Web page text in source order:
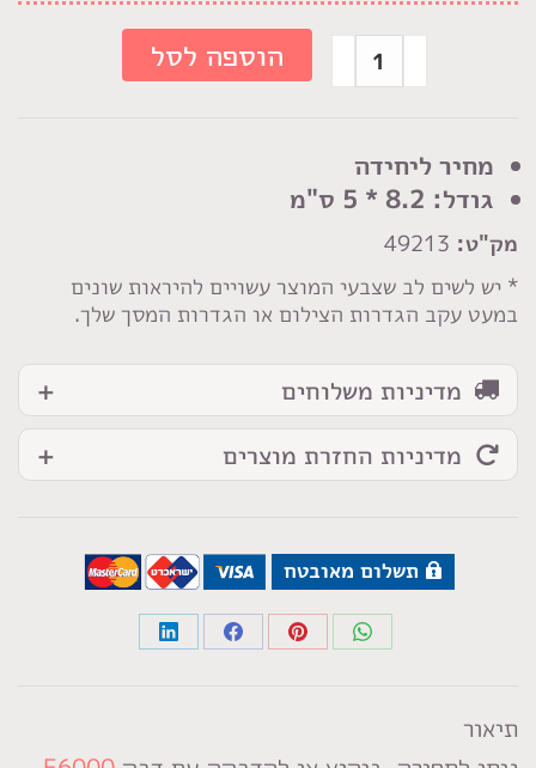
מחיר ליחידה
גודל: 8.2 * 5 ס"מ
מק"ט:
* יש לשים לב שצבעי המוצר עשויים להיראות שונים
במעט עקב הגדרות הצילום או הגדרות המסך שלך.
כמות
של
ורד
אדום
הוספה לסל
מדיניות משלוחים
מדיניות החזרת מוצרים
תשלום מאובטח
Share
Share
Share
Share
תיאור